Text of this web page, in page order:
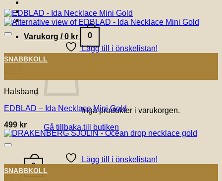
Varukorg /0 kr 0
Inga produkter i varukorgen.
Gå tillbaka till butiken
0
Lägg till i önskelistan!
+
SNABBKOLL
Halsband
EDBLAD – Ida Necklace Mini Gold
499 kr
Lägg till i önskelistan!
+
SNABBKOLL